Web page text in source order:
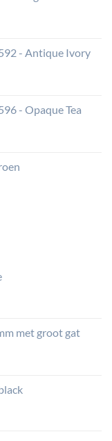
- Antique Ivory
- Opaque Tea
met groot gat